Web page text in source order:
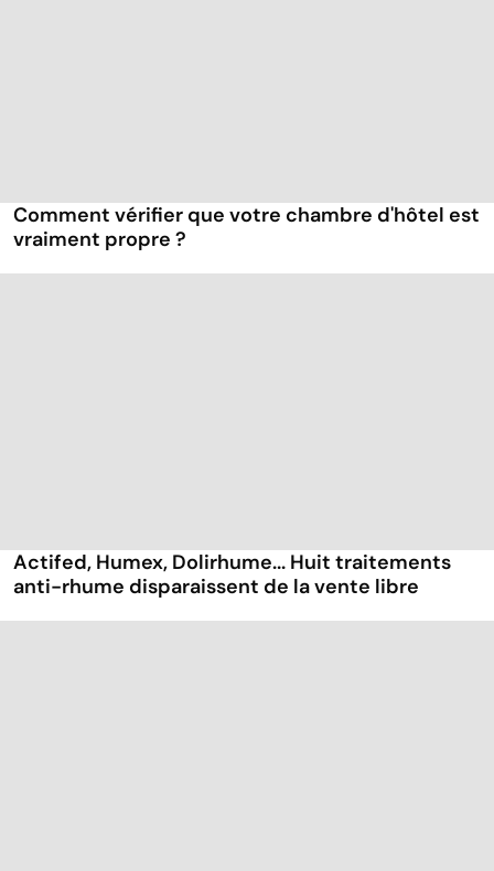
Comment vérifier que votre chambre d'hôtel est
vraiment propre ?
Actifed, Humex, Dolirhume... Huit traitements
anti-rhume disparaissent de la vente libre